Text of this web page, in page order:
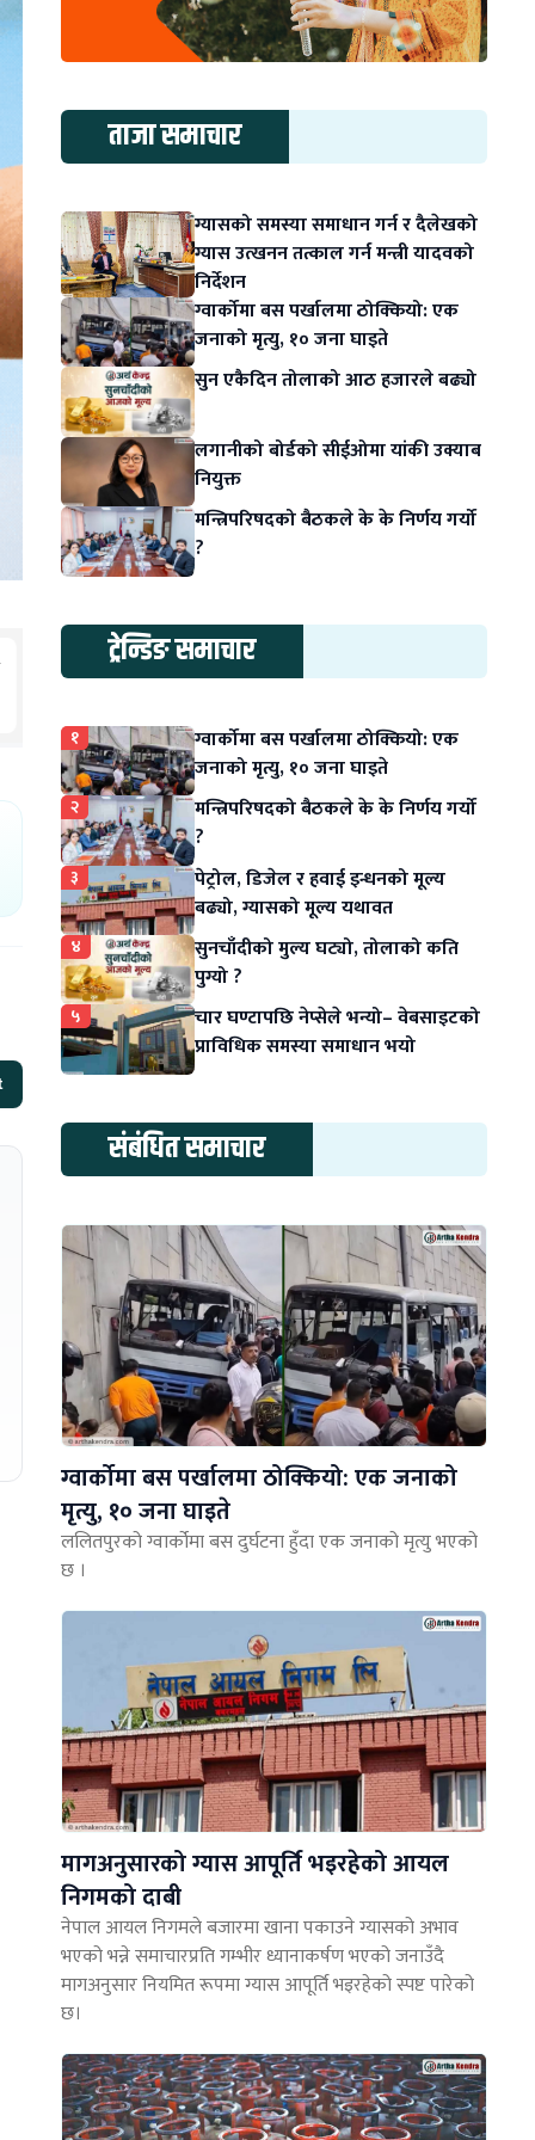
ताजा समाचार
ग्यासको समस्या समाधान गर्न र दैलेखको
ग्यास उत्खनन तत्काल गर्न मन्त्री यादवको
निर्देशन
ग्वार्कोमा बस पर्खालमा ठोक्कियो: एक
जनाको मृत्यु, १० जना घाइते
सुन एकैदिन तोलाको आठ हजारले बढ्यो
लगानीको बोर्डको सीईओमा यांकी उक्याब
नियुक्त
मन्त्रिपरिषदको बैठकले के के निर्णय गर्यो
?
ट्रेन्डिङ समाचार
१
ग्वार्कोमा बस पर्खालमा ठोक्कियो: एक
जनाको मृत्यु, १० जना घाइते
२
मन्त्रिपरिषदको बैठकले के के निर्णय गर्यो
?
३
पेट्रोल, डिजेल र हवाई इन्धनको मूल्य
बढ्यो, ग्यासको मूल्य यथावत
४
सुनचाँदीको मुल्य घट्यो, तोलाको कति
पुग्यो ?
५
चार घण्टापछि नेप्सेले भन्यो– वेबसाइटको
प्राविधिक समस्या समाधान भयो
संबंधित समाचार
ग्वार्कोमा बस पर्खालमा ठोक्कियो: एक जनाको
मृत्यु, १० जना घाइते
ललितपुरको ग्वार्कोमा बस दुर्घटना हुँदा एक जनाको मृत्यु भएको
छ ।
मागअनुसारको ग्यास आपूर्ति भइरहेको आयल
निगमको दाबी
नेपाल आयल निगमले बजारमा खाना पकाउने ग्यासको अभाव
भएको भन्ने समाचारप्रति गम्भीर ध्यानाकर्षण भएको जनाउँदै
मागअनुसार नियमित रूपमा ग्यास आपूर्ति भइरहेको स्पष्ट पारेको
छ।